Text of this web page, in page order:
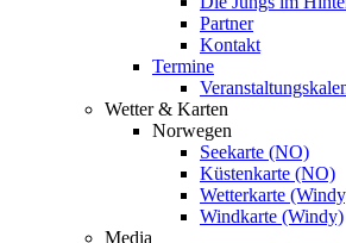
Partner
Kontakt
Termine
Wetter & Karten
Norwegen
Seekarte (NO)
Küstenkarte (NO)
Wetterkarte
Windkarte (Windy)
Media